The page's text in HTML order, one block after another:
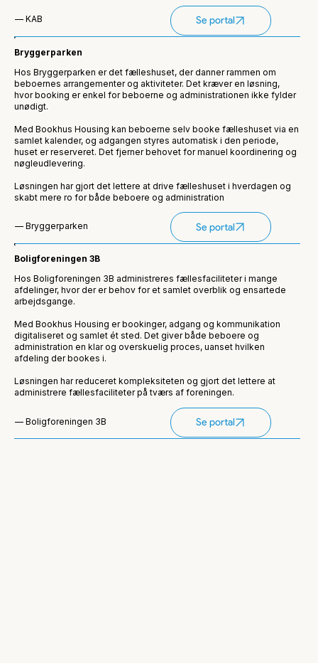
— KAB Se portal
Bryggerparken
Hos Bryggerparken er det fælleshuset, der danner rammen om
beboernes arrangementer og aktiviteter. Det kræver en løsning,
hvor booking er enkel for beboerne og administrationen ikke fylder
unødigt.
Med Bookhus Housing kan beboerne selv booke fælleshuset via en
samlet kalender, og adgangen styres automatisk i den periode,
huset er reserveret. Det fjerner behovet for manuel koordinering og
nøgleudlevering.
Løsningen har gjort det lettere at drive fælleshuset i hverdagen og
skabt mere ro for både beboere og administration
— Bryggerparken Se portal
Boligforeningen 3B
Hos Boligforeningen 3B administreres fællesfaciliteter i mange
afdelinger, hvor der er behov for et samlet overblik og ensartede
arbejdsgange.
Med Bookhus Housing er bookinger, adgang og kommunikation
digitaliseret og samlet ét sted. Det giver både beboere og
administration en klar og overskuelig proces, uanset hvilken
afdeling der bookes i.
Løsningen har reduceret kompleksiteten og gjort det lettere at
administrere fællesfaciliteter på tværs af foreningen.
— Boligforeningen 3B Se portal